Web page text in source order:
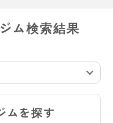
ム検索結果
ムを探す